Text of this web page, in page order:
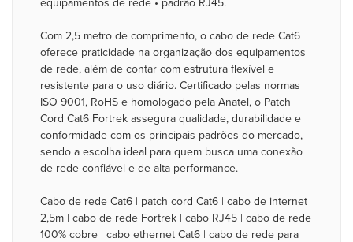
equipamentos de rede • padrão RJ45.
Com 2,5 metro de comprimento, o cabo de rede Cat6
oferece praticidade na organização dos equipamentos
de rede, além de contar com estrutura flexível e
resistente para o uso diário. Certificado pelas normas
ISO 9001, RoHS e homologado pela Anatel, o Patch
Cord Cat6 Fortrek assegura qualidade, durabilidade e
conformidade com os principais padrões do mercado,
sendo a escolha ideal para quem busca uma conexão
de rede confiável e de alta performance.
Cabo de rede Cat6 | patch cord Cat6 | cabo de internet
2,5m | cabo de rede Fortrek | cabo RJ45 | cabo de rede
100% cobre | cabo ethernet Cat6 | cabo de rede para